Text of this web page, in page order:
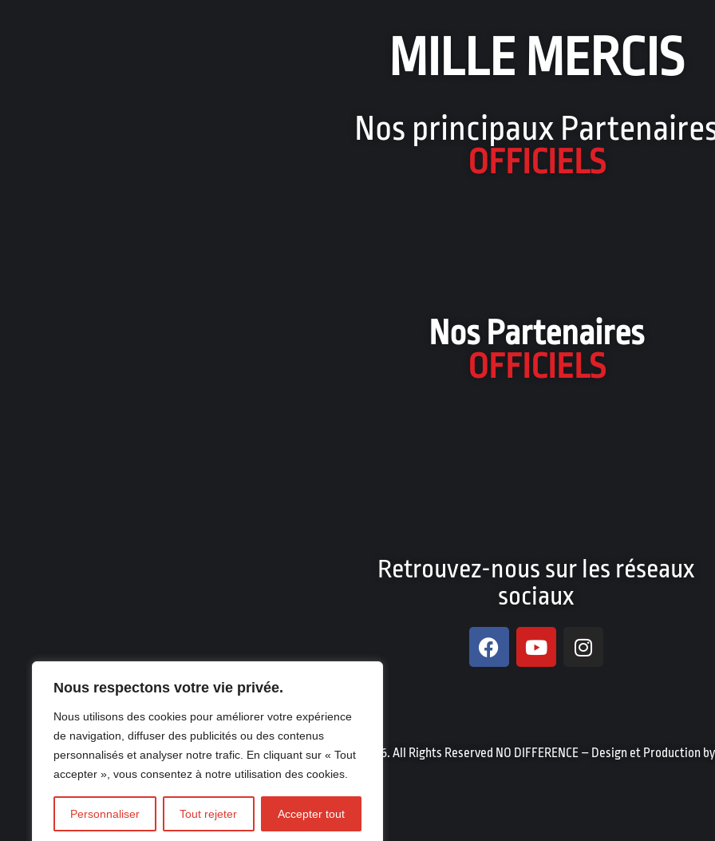
Nous respectons votre vie privée.
Nous utilisons des cookies pour améliorer votre expérience
de navigation, diffuser des publicités ou des contenus
personnalisés et analyser notre trafic. En cliquant sur « Tout
accepter », vous consentez à notre utilisation des cookies.
Personnaliser Tout rejeter Accepter tout
MILLE MERCIS
Nos principaux
OFFICIELS
Nos Partenaires
OFFICIELS
Retrouvez-nous sur les réseaux
sociaux
© Copyright 2026. All Rights Reserved NO DIFFERENCE – Design et Production